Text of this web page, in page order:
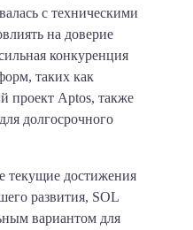
с техническими
на доверие
конкуренция
таких как
проект Aptos, также
долгосрочного
текущие достижения
развития, SOL
вариантом для